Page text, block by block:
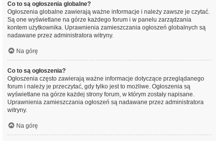
Co to są ogłoszenia globalne?
Ogłoszenia globalne zawierają ważne informacje i należy zawsze je czytać.
Są one wyświetlane na górze każdego forum i w panelu zarządzania
kontem użytkownika. Uprawnienia zamieszczania ogłoszeń globalnych są
nadawane przez administratora witryny.
Na górę
Co to są ogłoszenia?
Ogłoszenia często zawierają ważne informacje dotyczące przeglądanego
forum i należy je przeczytać, gdy tylko jest to możliwe. Ogłoszenia są
wyświetlane na górze każdej strony forum, w którym zostały napisane.
Uprawnienia zamieszczania ogłoszeń są nadawane przez administratora
witryny.
Na górę